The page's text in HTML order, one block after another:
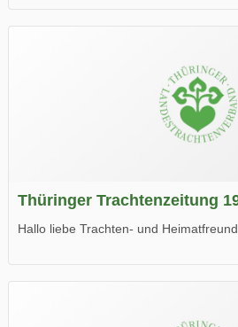
Wir wünschen Euch viel Spaß beim
Thüringer Trachtenzeitung
Hallo liebe Trachten- und
Wir wünschen Euch viel Spaß beim